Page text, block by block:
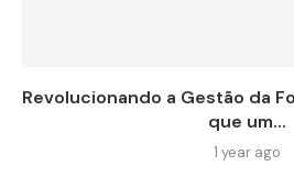
Revolucionando a Gestão da
que um...
1 year ago